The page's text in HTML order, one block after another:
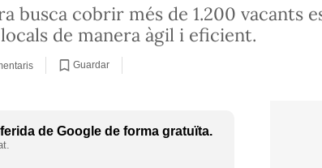
busca cobrir més de 1.200 vacants
de manera àgil i eficient.
Guardar
de Google de forma gratuïta.